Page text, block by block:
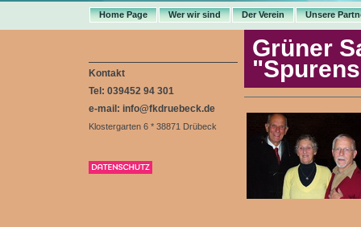
Home Page Wer wir sind Der Verein Unsere
Kontakt
Tel: 039452 94 301
e-mail: info@fkdruebeck.de
Klostergarten 6 * 38871 Drübeck
Grüner